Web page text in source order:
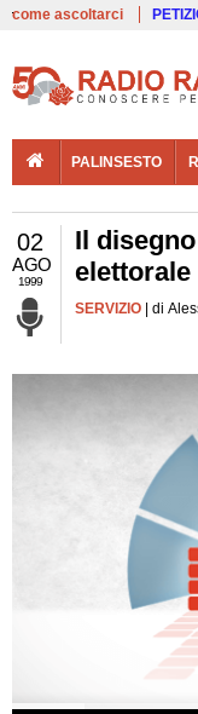
come ascoltarci
PALINSESTO
02
AGO
1999
Il
elettorale
SERVIZIO | di